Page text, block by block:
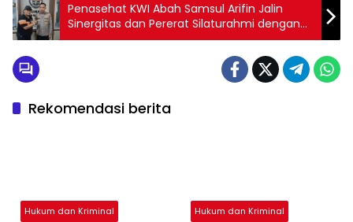
Penasehat KWI Abah Samsul Arifin Jalin
Sinergitas dan Pererat Silaturahmi dengan
Kasi Humas Polres Bangkalan
Rekomendasi berita
Hukum dan Kriminal Hukum dan Kriminal